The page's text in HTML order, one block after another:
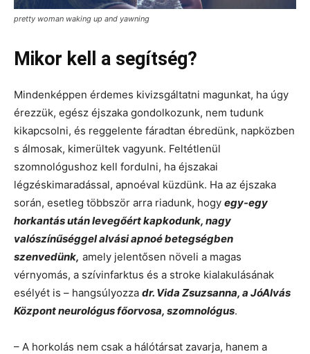
pretty woman waking up and yawning
Mikor kell a segítség?
Mindenképpen érdemes kivizsgáltatni magunkat, ha úgy
érezzük, egész éjszaka gondolkozunk, nem tudunk
kikapcsolni, és reggelente fáradtan ébredünk, napközben
s álmosak, kimerültek vagyunk. Feltétlenül
szomnológushoz kell fordulni, ha éjszakai
légzéskimaradással, apnoéval küzdünk. Ha az éjszaka
során, esetleg többször arra riadunk, hogy egy-egy
horkantás után levegőért kapkodunk, nagy
valószínűséggel alvási apnoé betegségben
szenvedünk, amely jelentősen növeli a magas
vérnyomás, a szívinfarktus és a stroke kialakulásának
esélyét is – hangsúlyozza dr. Vida Zsuzsanna, a JóAlvás
Központ neurológus főorvosa, szomnológus.
– A horkolás nem csak a hálótársat zavarja, hanem a